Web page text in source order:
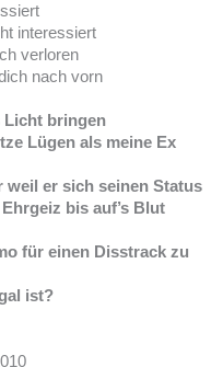
interessiert
verloren
nach vorn
Licht bringen
Lügen als meine Ex
weil er sich seinen Status
bis auf’s Blut
für einen Disstrack zu
ist?